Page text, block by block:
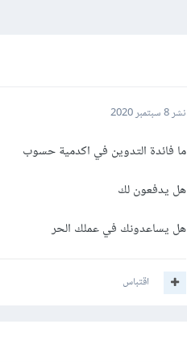
نشر8 سبتمبر 2020
ما فائدة التدوين في اكدمية حسوب
هل يدفعون لك
هل يساعدونك في عملك الحر
اقتباس